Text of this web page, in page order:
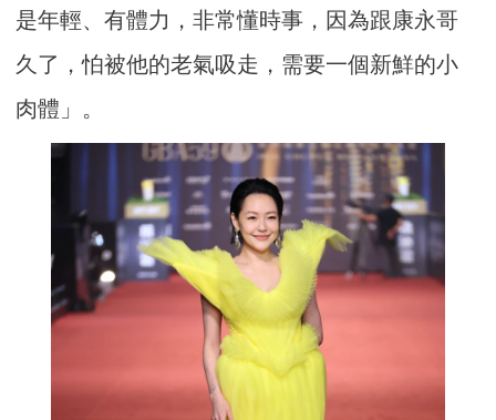
是年輕、有體力，非常懂時事，因為跟康永哥
久了，怕被他的老氣吸走，需要一個新鮮的小
肉體」。